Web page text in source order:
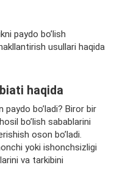
paydo bo’lish
usullari haqida
haqida
paydo bo’ladi? Biror bir
bo’lish sabablarini
oson bo’ladi.
yoki ishonchsizligi
va tarkibini